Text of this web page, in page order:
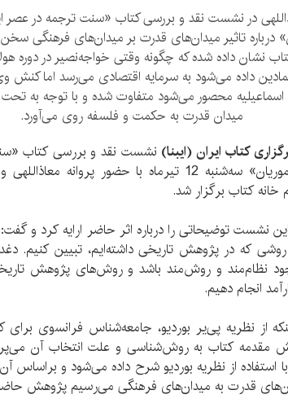
در نشست نقد و بررسی کتاب «سنت ترجمه در عصر
درباره تاثیر میدان‌های قدرت بر میدان‌های فرهنگی
نشان داده شده که چگونه وقتی خواجه‌نصیر در دوره
داده می‌شود به سرمایه اقتصادی می‌رسد اما کنش
محصور می‌شود متفاوت شده و با توجه به تحت
میدان قدرت به حکمت و فلسفه روی می‌آورد.
کتاب ایران (ایبنا) نشست نقد و بررسی کتاب
ایلخانان و تیموریان» سه‌شنبه 12 تیرماه با حضور
کتاب برگزار شد.
نشست توضیحاتی را درباره اثر حاضر ارایه کرد و
که در پژوهش تاریخی داشته‌ایم، تبیین کنیم.
نظام‌مند و روش‌مند باشد و روش‌های پژوهش
انجام دهیم.
از نظریه پی‌یر بوردیو، جامعه‌شناس فرانسوی برای
مقدمه کتاب به روش‌شناسی و علت انتخاب آن
با استفاده از نظریه بوردیو شرح داده می‌شود و براساس
قدرت به میدان‌های فرهنگی می‌رسیم پژوهش